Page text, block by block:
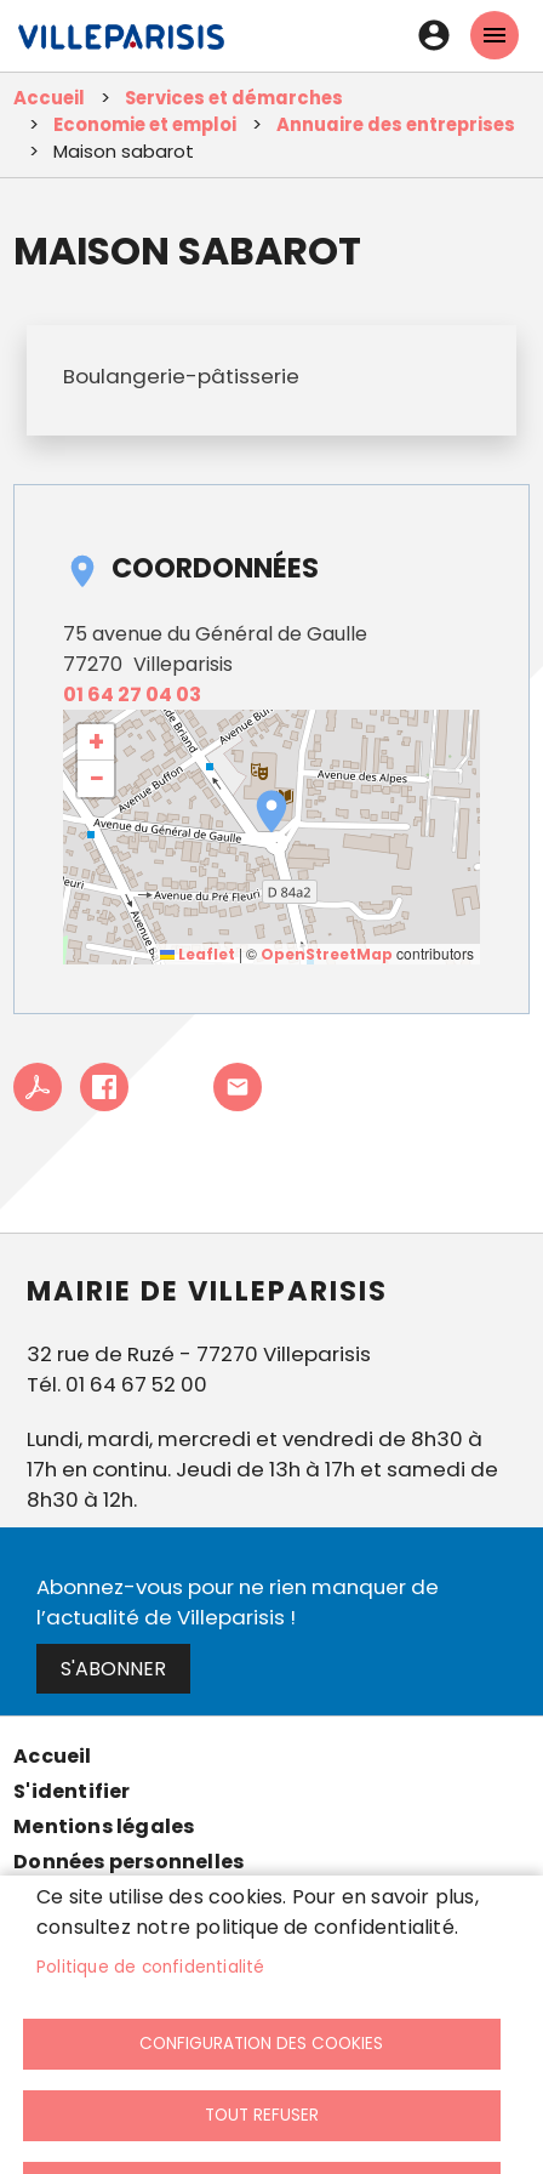
contenu
principal
En-
tête
-
Accueil
Services et démarches
Economie et emploi
Annuaire des entreprises
Maison sabarot
MAISON SABAROT
Boulangerie-pâtisserie
COORDONNÉES
75 avenue du Général de Gaulle
77270 Villeparisis
01 64 27 04 03
+
−
Leaflet | © OpenStreetMap contributors
MAIRIE DE VILLEPARISIS
32 rue de Ruzé - 77270 Villeparisis
Tél. 01 64 67 52 00
Lundi, mardi, mercredi et vendredi de 8h30 à
17h en continu. Jeudi de 13h à 17h et samedi de
8h30 à 12h.
Abonnez-vous pour ne rien manquer de
l’actualité de Villeparisis !
S'ABONNER
Menu
Pied
de
page
Accueil
S'identifier
Mentions légales
Données personnelles
Accessibilité : partiellement conforme
Cookies
Contact
Ce site utilise des cookies. Pour en savoir plus,
consultez notre politique de confidentialité.
Politique de confidentialité
CONFIGURATION DES COOKIES
TOUT REFUSER